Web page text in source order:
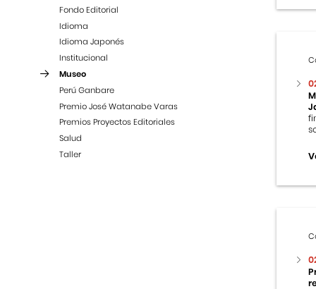
Fondo Editorial
Idioma
Idioma Japonés
Institucional
Museo
Perú Ganbare
Premio José Watanabe Varas
Premios Proyectos Editoriales
Salud
Taller